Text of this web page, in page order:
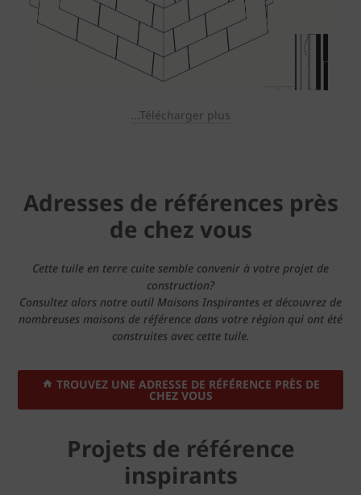
...Télécharger plus
Adresses de références près
de chez vous
Cette tuile en terre cuite semble convenir à votre projet de
construction?
Consultez alors notre outil Maisons Inspirantes et découvrez de
nombreuses maisons de référence dans votre région qui ont été
construites avec cette tuile.
TROUVEZ UNE ADRESSE DE RÉFÉRENCE PRÈS DE
CHEZ VOUS
Projets de référence
inspirants